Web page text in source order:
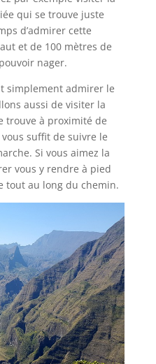
qui se trouve juste
d’admirer cette
et de 100 mètres de
nager.
simplement admirer le
aussi de visiter la
trouve à proximité de
suffit de suivre le
Si vous aimez la
vous y rendre à pied
tout au long du chemin.